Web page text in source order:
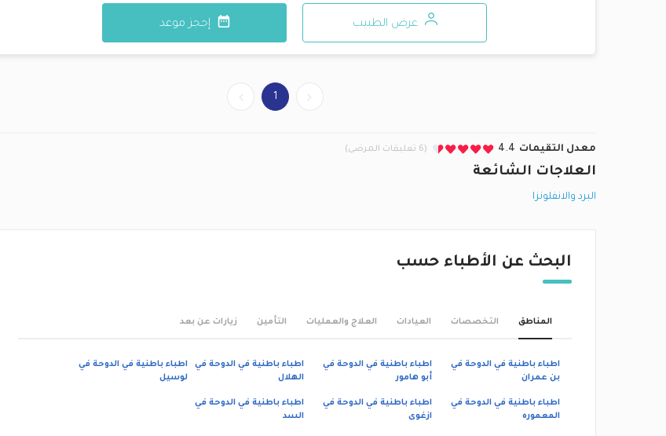
عرض الطبيب إحجز موعد
1
معدل التقيمات 4.4 (6 تعليقات المرضى)
العلاجات الشائعة
البرد والانفلونزا
البحث عن الأطباء حسب
المناطق التخصصات العيادات العلاج والعمليات التأمين زيارات عن بعد
اطباء باطنية في الدوحة في
بن عمران
اطباء باطنية في الدوحة في
أبو هامور
اطباء باطنية في الدوحة في
الهلال
اطباء باطنية في الدوحة في
لوسيل
اطباء باطنية في الدوحة في
المعموره
اطباء باطنية في الدوحة في
ازغوى
اطباء باطنية في الدوحة في
السد